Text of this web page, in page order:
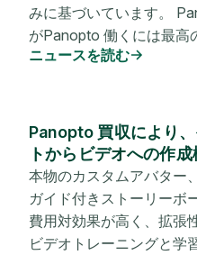
みに基づいています。
がPanopto 働くには最
ニュースを読む
Panopto 買収により
トからビデオへの作
本物のカスタムアバター
ガイド付きストーリーボ
費用対効果が高く、拡張
ビデオトレーニングと学